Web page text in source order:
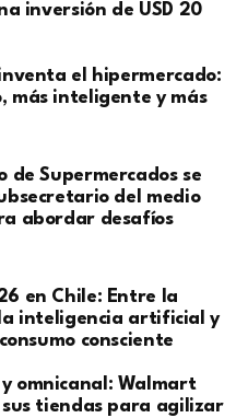
inversión de USD 20
el hipermercado:
más inteligente y más
de Supermercados se
del medio
abordar desafíos
en Chile: Entre la
inteligencia artificial y
consciente
y omnicanal: Walmart
tiendas para agilizar